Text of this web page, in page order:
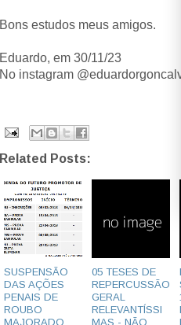
Bons estudos meus amigos.
Eduardo, em 30/11/23
No instagram
Related Posts:
SUSPENSÃO
DAS AÇÕES
PENAIS DE
ROUBO
MAJORADO
05 TESES DE
REPERCUSSÃO
GERAL
RELEVANTÍSSI
MAS - NÃO